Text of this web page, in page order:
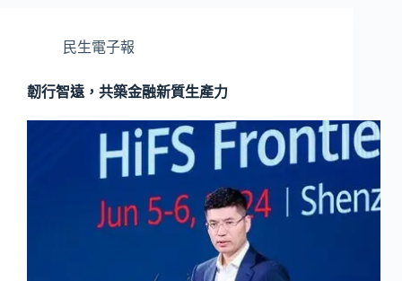
民生電子報
韌行智遠，共築金融新質生產力